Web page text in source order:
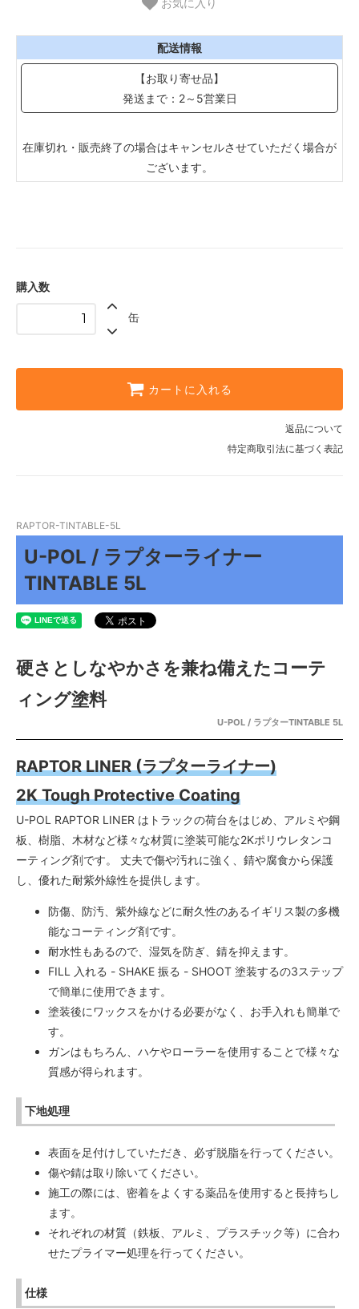
お気に入り
配送情報
【お取り寄せ品】
発送まで：2～5営業日
在庫切れ・販売終了の場合はキャンセルさせていただく場合が
ございます。
購入数
缶
カートに入れる
返品について
特定商取引法に基づく表記
RAPTOR-TINTABLE-5L
U-POL / ラプターライナー
TINTABLE 5L
硬さとしなやかさを兼ね備えたコーテ
ィング塗料
U-POL / ラプターTINTABLE 5L
RAPTOR LINER (ラプターライナー)
2K Tough Protective Coating
U-POL RAPTOR LINER はトラックの荷台をはじめ、アルミや鋼
板、樹脂、木材など様々な材質に塗装可能な2Kポリウレタンコ
ーティング剤です。 丈夫で傷や汚れに強く、錆や腐食から保護
し、優れた耐紫外線性を提供します。
防傷、防汚、紫外線などに耐久性のあるイギリス製の多機
能なコーティング剤です。
耐水性もあるので、湿気を防ぎ、錆を抑えます。
FILL 入れる - SHAKE 振る - SHOOT 塗装するの3ステップ
で簡単に使用できます。
塗装後にワックスをかける必要がなく、お手入れも簡単で
す。
ガンはもちろん、ハケやローラーを使用することで様々な
質感が得られます。
下地処理
表面を足付けしていただき、必ず脱脂を行ってください。
傷や錆は取り除いてください。
施工の際には、密着をよくする薬品を使用すると長持ちし
ます。
それぞれの材質（鉄板、アルミ、プラスチック等）に合わ
せたプライマー処理を行ってください。
仕様